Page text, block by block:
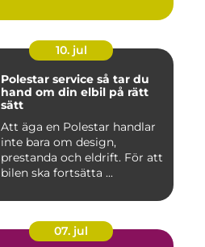
10. jul
Polestar service så tar du
hand om din elbil på rätt
sätt
Att äga en Polestar handlar
inte bara om design,
prestanda och eldrift. För att
bilen ska fortsätta ...
07. jul